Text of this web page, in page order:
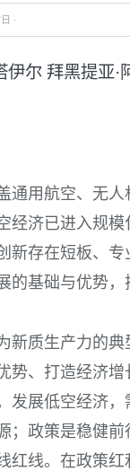
·
伊尔 拜黑提亚·
通用航空、无
经济已进入规
新存在短板、
的基础与优势，
新质生产力的
势、打造经济
发展低空经济
；政策是稳健
红线。在政策